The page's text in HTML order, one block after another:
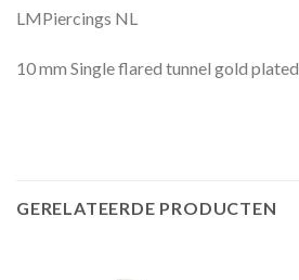
LMPiercings NL
10 mm Single flared tunnel gold plated
GERELATEERDE PRODUCTEN